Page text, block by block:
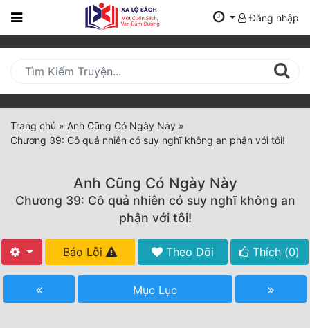
Trang
Mới
Cập
Nhật
(current)
Truyện Mới Ra
Hoàn Thành
Đăng nhập
Trang chủ » Anh Cũng Có Ngày Này »
Chương 39: Cô quả nhiên có suy nghĩ không an phận với tôi!
Anh Cũng Có Ngày Này
Chương 39: Cô quả nhiên có suy nghĩ không an
phận với tôi!
Báo Lỗi Theo Dõi Thích (0)
Mục Lục